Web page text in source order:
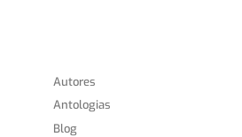
Autores
Antologias
Blog